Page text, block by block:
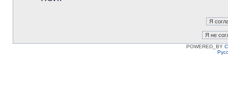
POWERED_BY